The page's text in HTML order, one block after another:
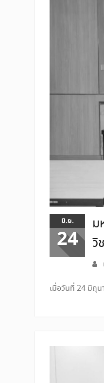
มิ.ย.
24
ม
วิ
เมื่อวันที่ 24 มิถุ